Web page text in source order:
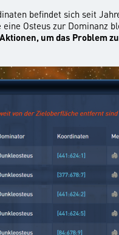
befindet sich seit
Osteus zur Dominanz
um das Problem